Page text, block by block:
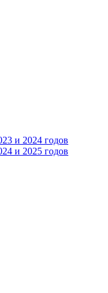
и 2024 годов
и 2025 годов